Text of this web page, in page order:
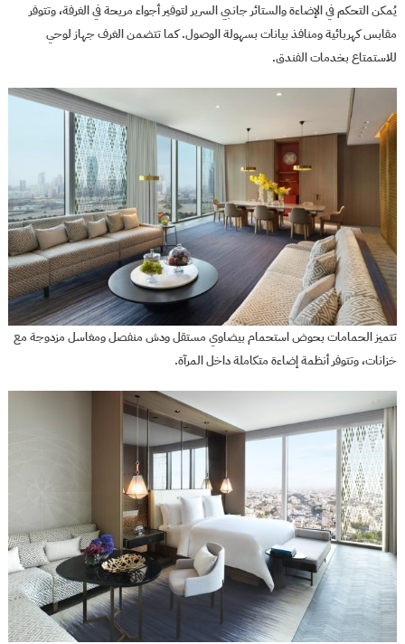
يُمكن التحكم في الإضاءة والستائر جانبي السرير لتوفير أجواء مريحة في الغرفة، وتتوفر
مقابس كهربائية ومنافذ بيانات بسهولة الوصول. كما تتضمن الغرف جهاز لوحي
للاستمتاع بخدمات الفندق.
تتميز الحمامات بحوض استحمام بيضاوي مستقل ودش منفصل ومغاسل مزدوجة مع
خزانات، وتتوفر أنظمة إضاءة متكاملة داخل المرآة.